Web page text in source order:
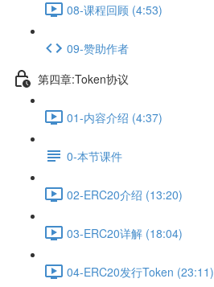
08-课程回顾 (4:53)
09-赞助作者
第四章:Token协议
01-内容介绍 (4:37)
0-本节课件
02-ERC20介绍 (13:20)
03-ERC20详解 (18:04)
04-ERC20发行Token (23:11)